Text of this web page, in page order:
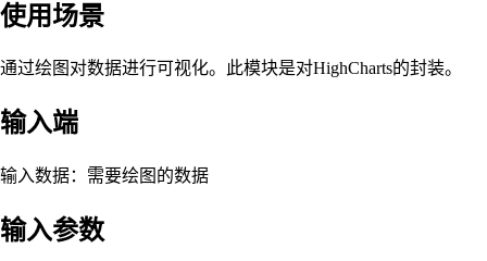
使用场景
通过绘图对数据进行可视化。此模块是对HighCharts的封装。
输入端
输入数据：需要绘图的数据
输入参数